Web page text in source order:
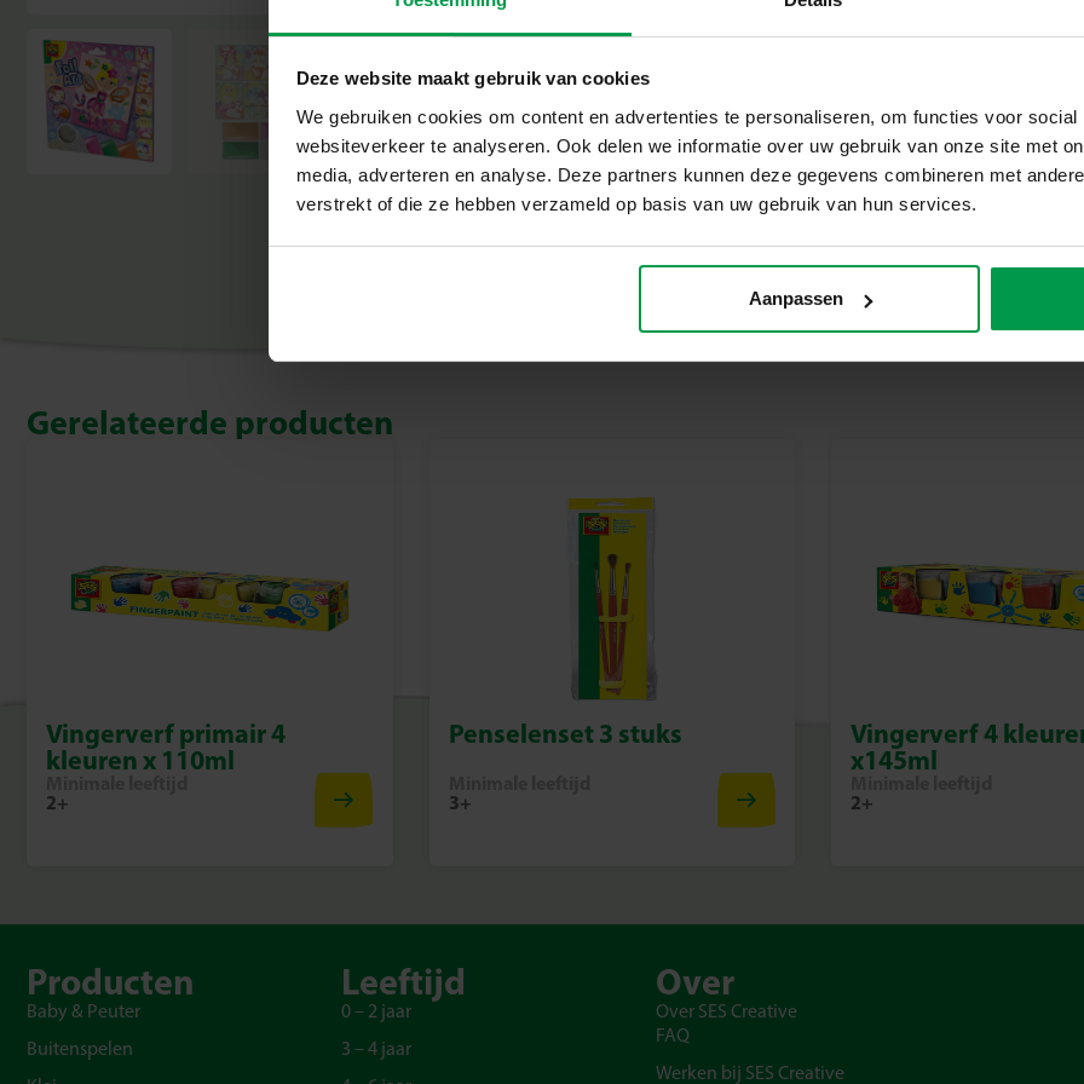
Deze website maakt gebruik van cookies
We gebruiken cookies om content en advertenties te personaliseren, om functies voor social
websiteverkeer te analyseren. Ook delen we informatie over uw gebruik van onze site met
media, adverteren en analyse. Deze partners kunnen deze gegevens combineren met
verstrekt of die ze hebben verzameld op basis van uw gebruik van hun services.
Aanpassen
Rub on folie zilver glitter
Rub on folie metallic oranje
Rub on folie metallic groen
geproduceerd en getest in de
veiligheidsnormen.
kinderen trots kunnen zijn op
Gerelateerde producten
Vingerverf primair 4
kleuren x 110ml
2+
Penselenset 3 stuks
3+
Vingerverf 4
x145ml
2+
Producten
Baby & Peuter
Buitenspelen
Leeftijd
0 – 2 jaar
3 – 4 jaar
Over
Over SES Creative
FAQ
Werken bij SES Creative